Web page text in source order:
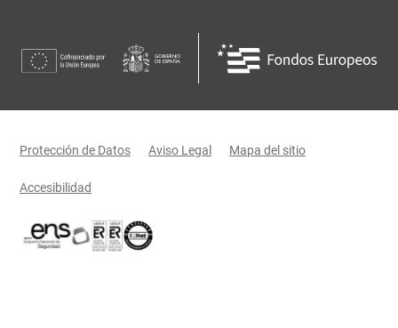
Menú legal
Protección de Datos Aviso Legal Mapa del sitio
Accesibilidad